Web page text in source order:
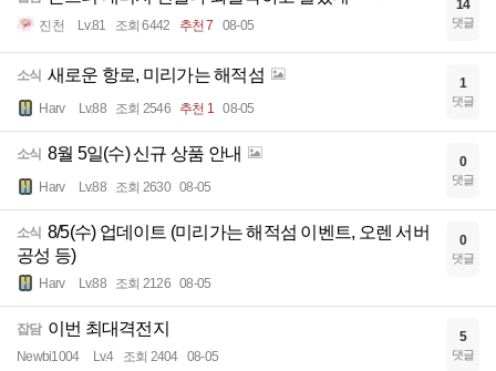
진천 Lv.81 조회 6442 추천 7 08-05
14
댓글
소식 새로운 항로, 미리가는 해적섬
Harv Lv.88 조회 2546 추천 1 08-05
1
댓글
소식 8월 5일(수) 신규 상품 안내
Harv Lv.88 조회 2630 08-05
0
댓글
소식 8/5(수) 업데이트 (미리가는 해적섬 이벤트, 오렌 서버
공성 등)
Harv Lv.88 조회 2126 08-05
0
댓글
잡담 이번 최대격전지
Newbi1004 Lv.4 조회 2404 08-05
5
댓글